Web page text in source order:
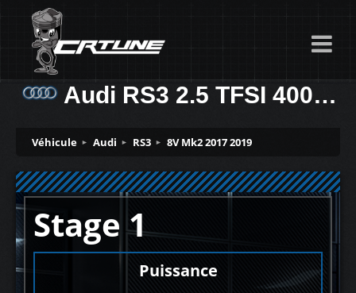
Audi RS3 2.5 TFSI 400ch
Véhicule Audi RS3 8V Mk2 2017 2019
Stage 1
Puissance